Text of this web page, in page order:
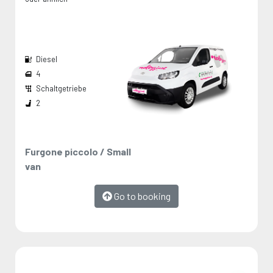
Furgone piccolo / Small
van
Go to booking
Diesel
4
Schaltgetriebe
2